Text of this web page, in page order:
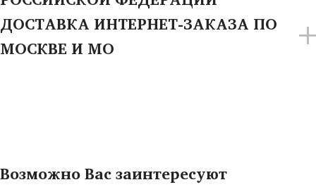
ДОСТАВКА ИНТЕРНЕТ-ЗАКАЗА ПО
МОСКВЕ И МО
Возможно Вас заинтересуют